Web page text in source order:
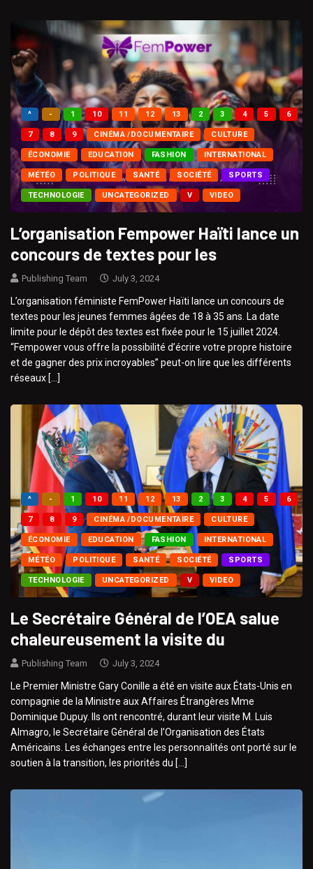
^ - 1 10 11 12 13 2 3 4 5 6
7 8 9 CINÉMA /DOCUMENTAIRE CULTURE
ÉCONOMIE EDUCATION FASHION INTERNATIONAL
MÉTÉO POLITIQUE SANTÉ SOCIÉTÉ SPORTS
TECHNOLOGIE UNCATEGORIZED V VIDEO
L’organisation Fempower Haïti lance un
concours de textes pour les
Publishing Team July 3, 2024
L’organisation féministe FemPower Haïti lance un concours de
textes pour les jeunes femmes âgées de 18 à 35 ans. La date
limite pour le dépôt des textes est fixée pour le 15 juillet 2024.
“Fempower vous offre la possibilité d’écrire votre propre histoire
et de gagner des prix incroyables” peut-on lire que les différents
réseaux […]
^ - 1 10 11 12 13 2 3 4 5 6
7 8 9 CINÉMA /DOCUMENTAIRE CULTURE
ÉCONOMIE EDUCATION FASHION INTERNATIONAL
MÉTÉO POLITIQUE SANTÉ SOCIÉTÉ SPORTS
TECHNOLOGIE UNCATEGORIZED V VIDEO
Le Secrétaire Général de l’OEA salue
chaleureusement la visite du
Publishing Team July 3, 2024
Le Premier Ministre Gary Conille a été en visite aux États-Unis en
compagnie de la Ministre aux Affaires Étrangères Mme
Dominique Dupuy. Ils ont rencontré, durant leur visite M. Luis
Almagro, le Secrétaire Général de l’Organisation des États
Américains. Les échanges entre les personnalités ont porté sur le
soutien à la transition, les priorités du […]